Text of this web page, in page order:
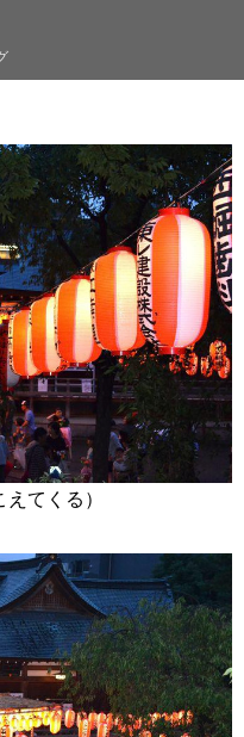
てくる）